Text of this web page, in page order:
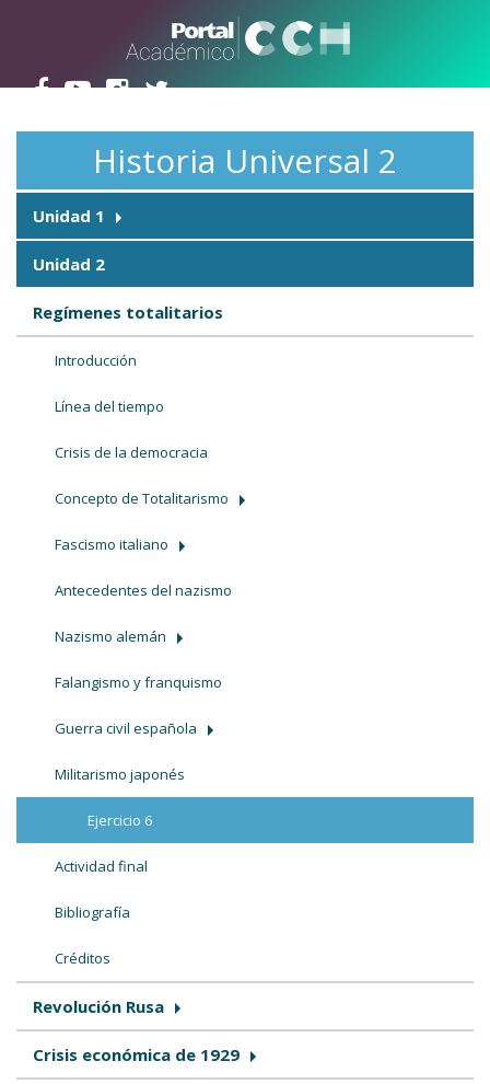
Historia Universal 2
Unidad 1
Unidad 2
Regímenes totalitarios
Introducción
Línea del tiempo
Crisis de la democracia
Concepto de Totalitarismo
Fascismo italiano
Antecedentes del nazismo
Nazismo alemán
Falangismo y franquismo
Guerra civil española
Militarismo japonés
Ejercicio 6
Actividad final
Bibliografía
Créditos
Revolución Rusa
Crisis económica de 1929